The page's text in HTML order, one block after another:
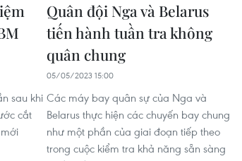
sau khi
cắt
Quân đội Nga và Belarus
tiến hành tuần tra không
quân chung
05/05/2023 15:00
Các máy bay quân sự của Nga và
Belarus thực hiện các chuyến bay chung
như một phần của giai đoạn tiếp theo
trong cuộc kiểm tra khả năng sẵn sàng